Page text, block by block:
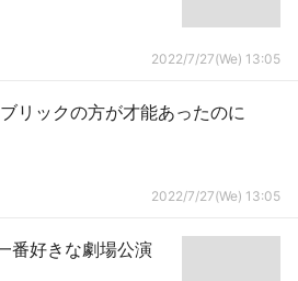
2022/7/27(We) 13:05
リックの方が才能あったのに
2022/7/27(We) 13:05
番好きな劇場公演